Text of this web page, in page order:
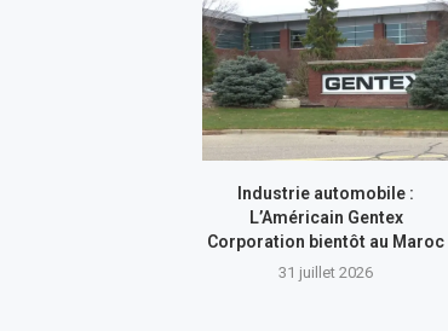
Industrie automobile :
L’Américain Gentex
Corporation bientôt au Maroc
31 juillet 2026